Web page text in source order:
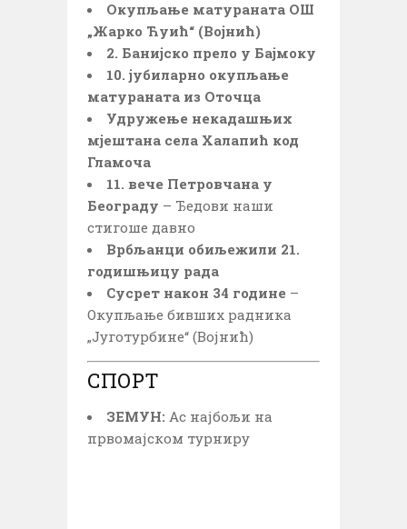
Окупљање матураната ОШ
„Жарко Ћуић“ (Војнић)
2. Банијско прело у Бајмоку
10. јубиларно окупљање
матураната из Оточца
Удружење некадашњих
мјештана села Халапић код
Гламоча
11. вече Петровчана у
Београду – Ђедови наши
стигоше давно
Врбљанци обиљежили 21.
годишњицу рада
Сусрет након 34 године –
Окупљање бивших радника
„Југотурбине“ (Војнић)
СПОРТ
ЗЕМУН: Ас најбољи на
првомајском турниру